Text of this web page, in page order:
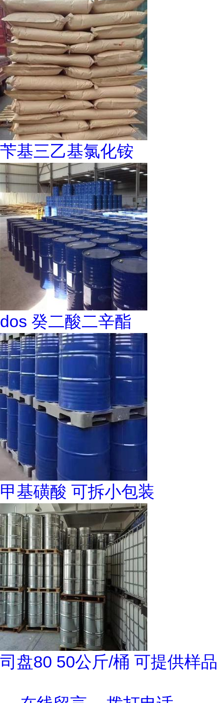
苄基三乙基氯化铵
dos 癸二酸二辛酯
甲基磺酸 可拆小包装
司盘80 50公斤/桶 可提供样品